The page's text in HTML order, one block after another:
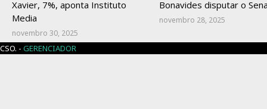
Xavier, 7%, aponta Instituto
Media
novembro 30, 2025
Bonavides disputar o
novembro 28, 2025
CSO. - GERENCIADOR